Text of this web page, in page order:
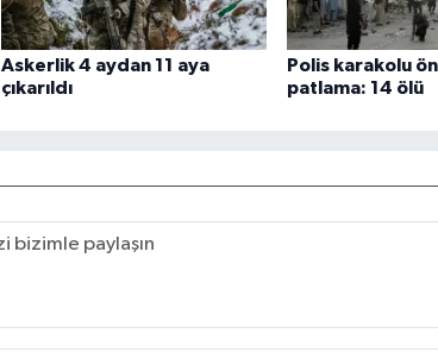
Askerlik 4 aydan 11 aya
çıkarıldı
Polis karakolu
patlama: 14 ölü